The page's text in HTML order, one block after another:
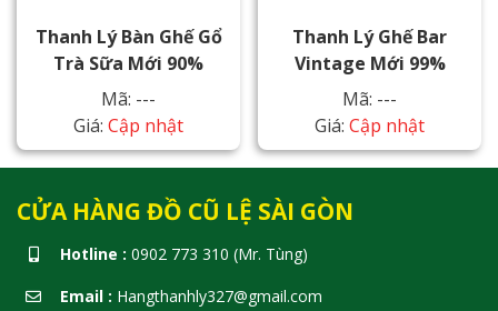
Thanh Lý Bàn Ghế Gổ
Trà Sữa Mới 90%
Mã: ---
Giá: Cập nhật
Thanh Lý Ghế Bar
Vintage Mới 99%
Mã: ---
Giá: Cập nhật
CỬA HÀNG ĐỒ CŨ LỆ SÀI GÒN
Hotline : 0902 773 310 (Mr. Tùng)
Email : Hangthanhly327@gmail.com